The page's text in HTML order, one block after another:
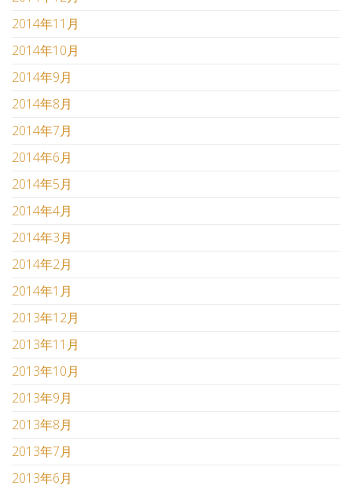
2014年11月
2014年10月
2014年9月
2014年8月
2014年7月
2014年6月
2014年5月
2014年4月
2014年3月
2014年2月
2014年1月
2013年12月
2013年11月
2013年10月
2013年9月
2013年8月
2013年7月
2013年6月